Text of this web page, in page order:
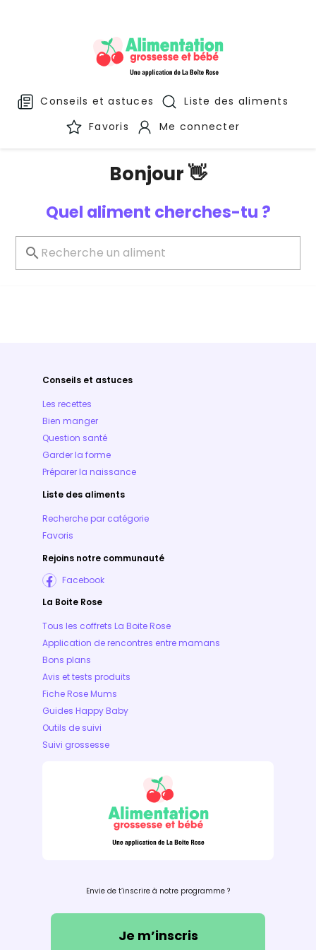
Conseils et astuces
Liste des aliments
Favoris
Me connecter
Bonjour 👋
Quel aliment cherches-tu ?
Conseils et astuces
Les recettes
Bien manger
Question santé
Garder la forme
Préparer la naissance
Liste des aliments
Recherche par catégorie
Favoris
Rejoins notre communauté
Facebook
La Boite Rose
Tous les coffrets La Boite Rose
Application de rencontres entre mamans
Bons plans
Avis et tests produits
Fiche Rose Mums
Guides Happy Baby
Outils de suivi
Suivi grossesse
Envie de t’inscrire à notre programme ?
Je m’inscris